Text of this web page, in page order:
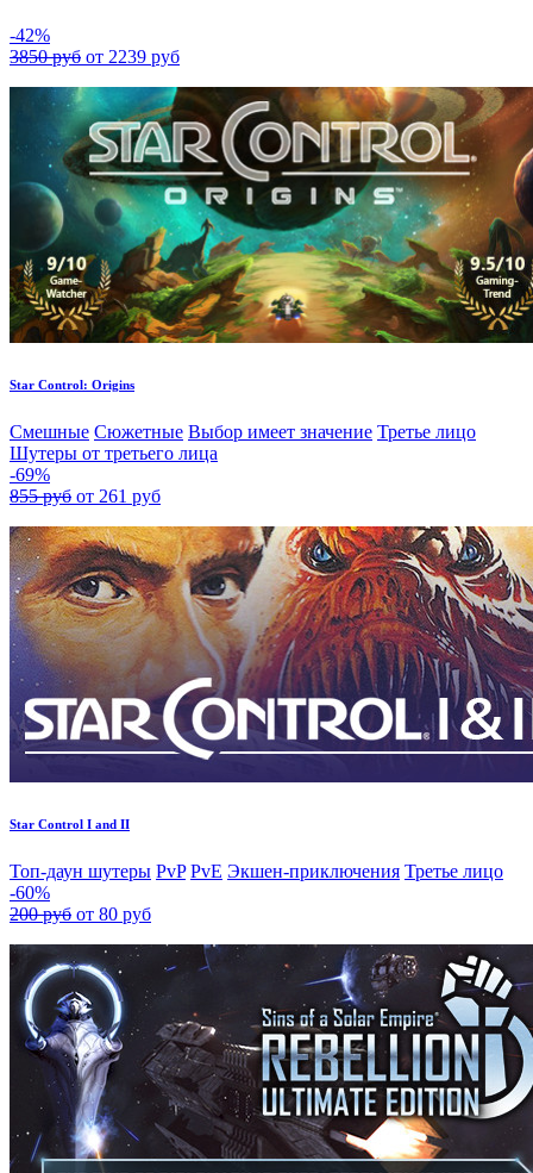
-42%
3850 руб от 2239 руб
Star Control: Origins
Смешные Сюжетные Выбор имеет значение Третье лицо
Шутеры от третьего лица
-69%
855 руб от 261 руб
Star Control I and II
Топ-даун шутеры PvP PvE Экшен-приключения Третье лицо
-60%
200 руб от 80 руб